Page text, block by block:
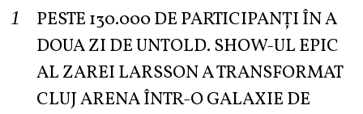
PESTE 130.000 DE PARTICIPANȚI ÎN A
DOUA ZI DE UNTOLD. SHOW-UL EPIC
AL ZAREI LARSSON A TRANSFORMAT
CLUJ ARENA ÎNTR-O GALAXIE DE